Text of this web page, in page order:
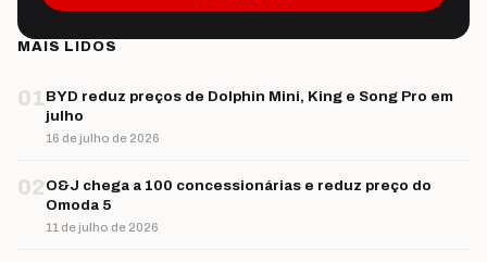
MAIS LIDOS
01BYD reduz preços de Dolphin Mini, King e Song Pro em
julho
16 de julho de 2026
02 O&J chega a 100 concessionárias e reduz preço do
Omoda 5
11 de julho de 2026